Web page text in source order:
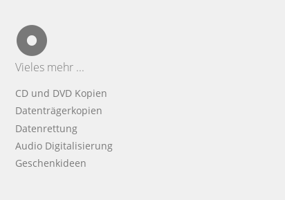
Vieles mehr ...
CD und DVD Kopien
Datenträgerkopien
Datenrettung
Audio Digitalisierung
Geschenkideen